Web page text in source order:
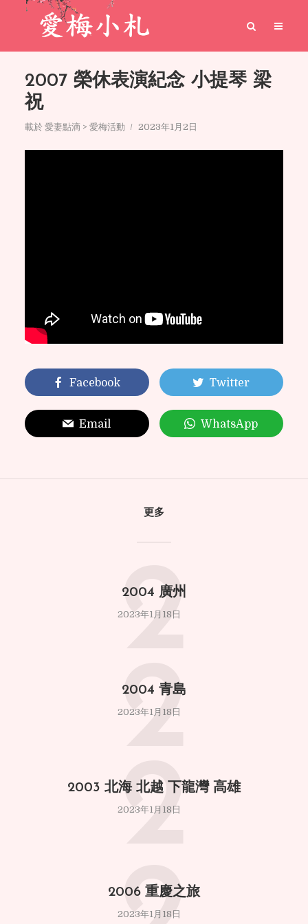
2007 榮休表演紀念 小提琴 梁
祝
載於 愛妻點滴 > 愛梅活動 2023年1月2日
Facebook Twitter
Email WhatsApp
更多
2004 廣州
2023年1月18日
2
2004 青島
2023年1月18日
2
2003 北海 北越 下龍灣 高雄
2023年1月18日
2
2006 重慶之旅
2023年1月18日